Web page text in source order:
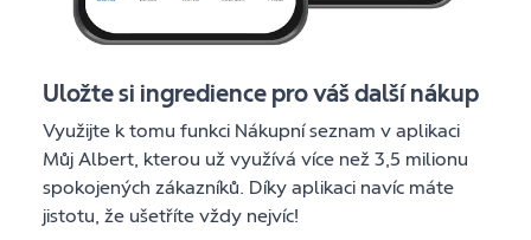
Uložte si ingredience pro váš další nákup
Využijte k tomu funkci Nákupní seznam v aplikaci
Můj Albert, kterou už využívá více než 3,5 milionu
spokojených zákazníků. Díky aplikaci navíc máte
jistotu, že ušetříte vždy nejvíc!